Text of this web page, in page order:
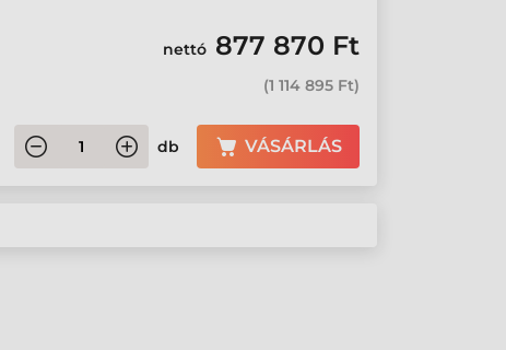
nettó 877 870 Ft
(1 114 895 Ft)
db VÁSÁRLÁS